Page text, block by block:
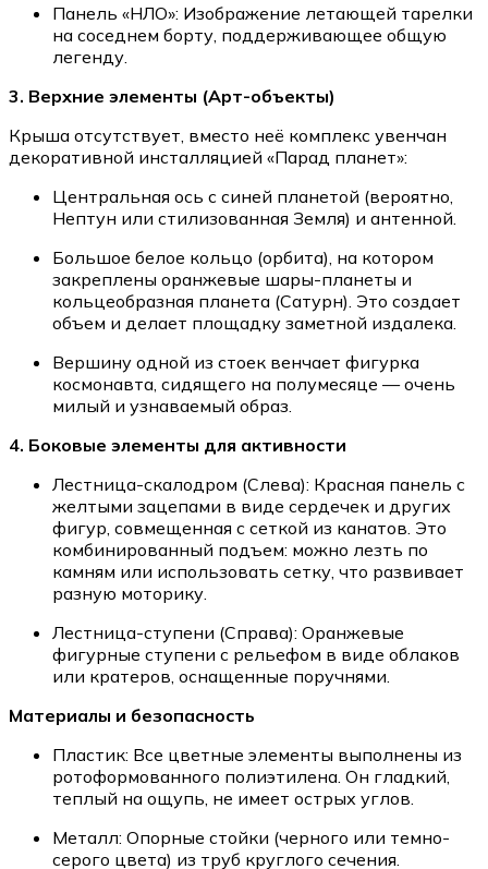
Панель «НЛО»: Изображение летающей тарелки
на соседнем борту, поддерживающее общую
легенду.
3. Верхние элементы (Арт-объекты)
Крыша отсутствует, вместо неё комплекс увенчан
декоративной инсталляцией «Парад планет»:
Центральная ось с синей планетой (вероятно,
Нептун или стилизованная Земля) и антенной.
Большое белое кольцо (орбита), на котором
закреплены оранжевые шары-планеты и
кольцеобразная планета (Сатурн). Это создает
объем и делает площадку заметной издалека.
Вершину одной из стоек венчает фигурка
космонавта, сидящего на полумесяце — очень
милый и узнаваемый образ.
4. Боковые элементы для активности
Лестница-скалодром (Слева): Красная панель с
желтыми зацепами в виде сердечек и других
фигур, совмещенная с сеткой из канатов. Это
комбинированный подъем: можно лезть по
камням или использовать сетку, что развивает
разную моторику.
Лестница-ступени (Справа): Оранжевые
фигурные ступени с рельефом в виде облаков
или кратеров, оснащенные поручнями.
Материалы и безопасность
Пластик: Все цветные элементы выполнены из
ротоформованного полиэтилена. Он гладкий,
теплый на ощупь, не имеет острых углов.
Металл: Опорные стойки (черного или темно-
серого цвета) из труб круглого сечения.